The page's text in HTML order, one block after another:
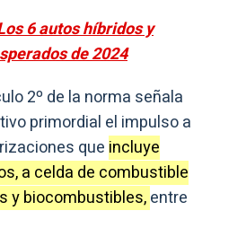
6 autos híbridos y
de 2024
2º de la norma señala
primordial el impulso a
que incluye
a celda de combustible
y biocombustibles,entre